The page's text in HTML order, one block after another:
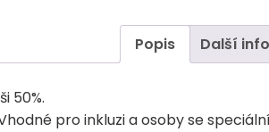
Popis Další
50%.
pro inkluzi a osoby se